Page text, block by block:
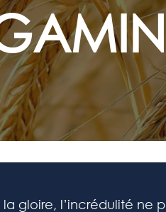
gloire, l’incrédulité ne